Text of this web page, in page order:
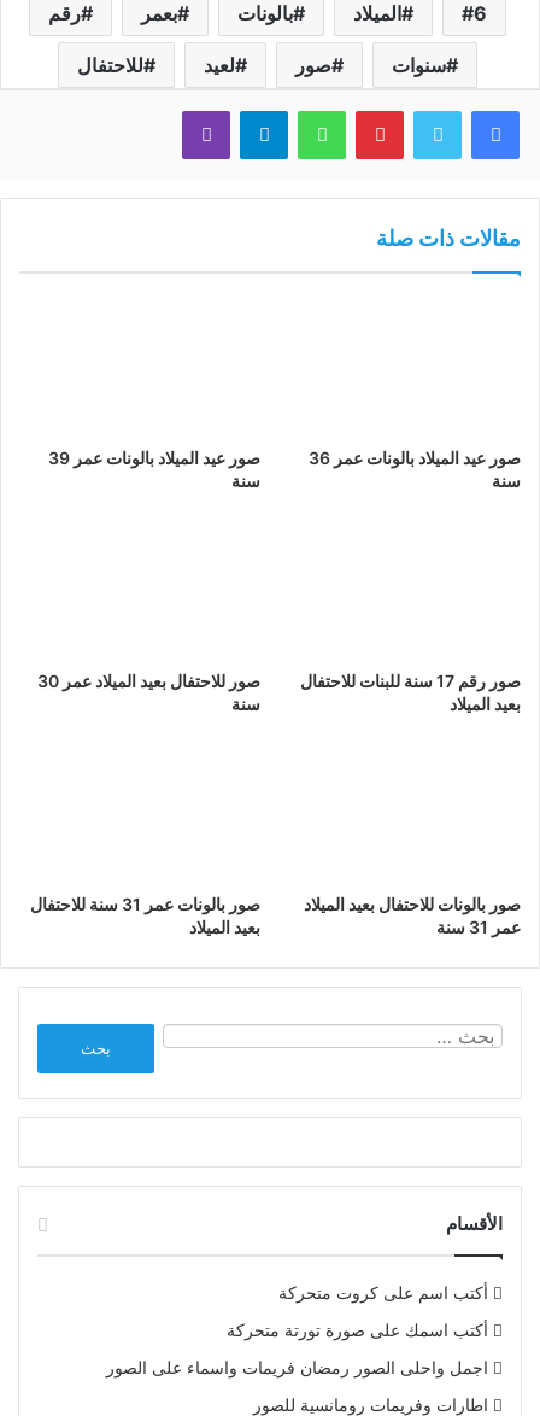
6 الميلاد بالونات بعمر رقم
سنوات صور لعيد للاحتفال
فيسبوك تويتر بينتيريستواتساب تيلقرام ڤايبر
مقالات ذات صلة
صور عيد الميلاد بالونات عمر 36
سنة
صور عيد الميلاد بالونات عمر 39
سنة
صور رقم 17 سنة للبنات للاحتفال
بعيد الميلاد
صور للاحتفال بعيد الميلاد عمر 30
سنة
صور بالونات للاحتفال بعيد الميلاد
عمر 31 سنة
صور بالونات عمر 31 سنة للاحتفال
بعيد الميلاد
الأقسام
أكتب اسم على كروت متحركة
أكتب اسمك على صورة تورتة متحركة
اجمل واحلى الصور رمضان فريمات واسماء على الصور
اطارات وفريمات رومانسية للصور